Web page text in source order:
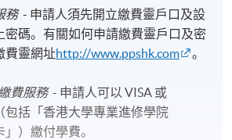
務- 申請人須先開立繳費靈戶口及設
密碼。有關如何申請繳費靈戶口及密
費靈網址http://www.ppshk.com 。
費服務- 申請人可以 VISA 或
包括「香港大學專業進修學院
）繳付學費。